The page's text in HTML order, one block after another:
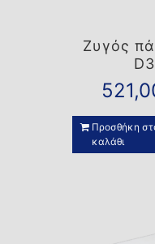
Ζυγός
Προσθήκη
καλάθι